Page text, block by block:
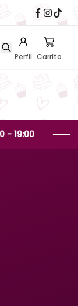
Perfil Carrito